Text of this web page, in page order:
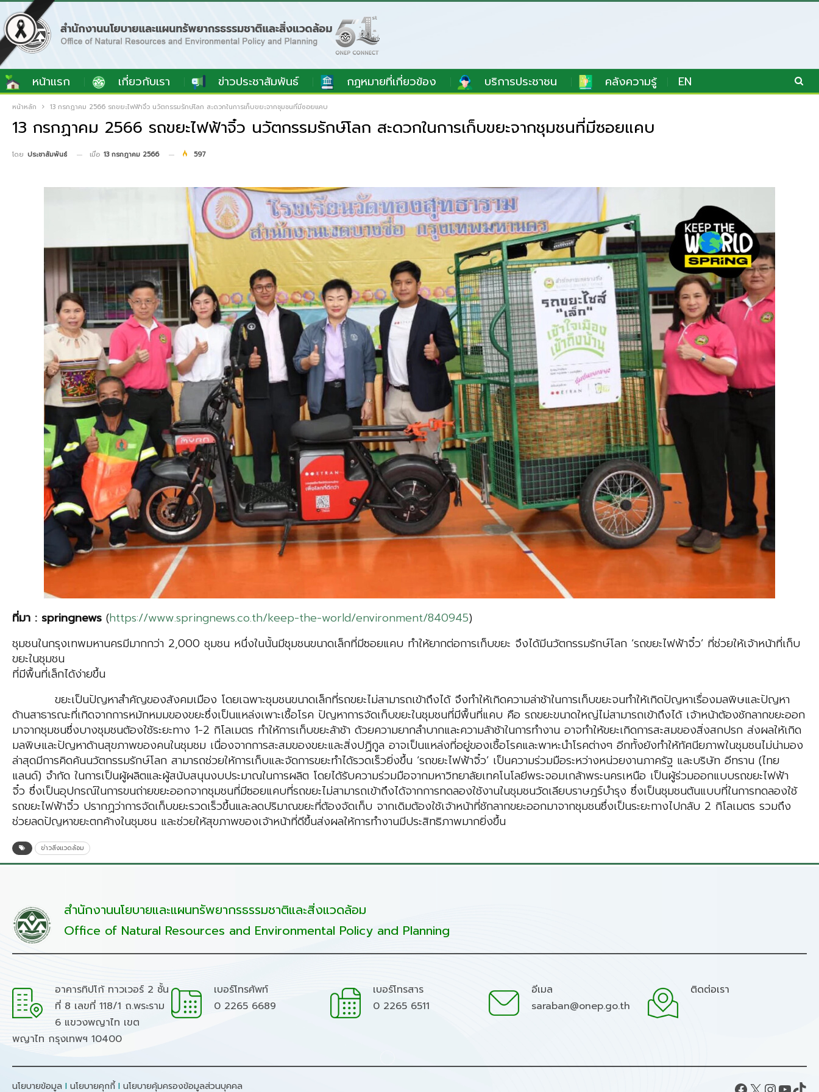
หน้าแรก เกี่ยวกับเรา ข่าวประชาสัมพันธ์ กฎหมายที่เกี่ยวข้อง บริการประชาชน คลังความรู้ EN
หน้าหลัก 13 กรกฏาคม 2566 รถขยะไฟฟ้าจิ๋ว นวัตกรรมรักษ์โลก สะดวกในการเก็บขยะจากชุมชนที่มีซอยแคบ
13 กรกฏาคม 2566 รถขยะไฟฟ้าจิ๋ว นวัตกรรมรักษ์โลก สะดวกในการเก็บขยะจากชุมชนที่มีซอยแคบ
โดย ประชาสัมพันธ์ เมื่อ 13 กรกฎาคม 2566 597
ที่มา : springnews (https://www.springnews.co.th/keep-the-world/environment/840945)
ชุมชนในกรุงเทพมหานครมีมากกว่า 2,000 ชุมชน หนึ่งในนั้นมีชุมชนขนาดเล็กที่มีซอยแคบ ทำให้ยากต่อการเก็บขยะ จึงได้มีนวัตกรรมรักษ์โลก ‘รถขยะไฟฟ้าจิ๋ว’ ที่ช่วยให้เจ้าหน้าที่เก็บ
ขยะในชุมชน
ที่มีพื้นที่เล็กได้ง่ายขึ้น
ขยะเป็นปัญหาสำคัญของสังคมเมือง โดยเฉพาะชุมชนขนาดเล็กที่รถขยะไม่สามารถเข้าถึงได้ จึงทำให้เกิดความล่าช้าในการเก็บขยะจนทำให้เกิดปัญหาเรื่องมลพิษและปัญหา
ด้านสาธารณะที่เกิดจากการหมักหมมของขยะซึ่งเป็นแหล่งเพาะเชื้อโรค ปัญหาการจัดเก็บขยะในชุมชนที่มีพื้นที่แคบ คือ รถขยะขนาดใหญ่ไม่สามารถเข้าถึงได้ เจ้าหน้าต้องชักลากขยะออก
มาจากชุมชนซึ่งบางชุมชนต้องใช้ระยะทาง 1-2 กิโลเมตร ทำให้การเก็บขยะล้าช้า ด้วยความยากลำบากและความล้าช้าในการทำงาน อาจทำให้ขยะเกิดการสะสมของสิ่งสกปรก ส่งผลให้เกิด
มลพิษและปัญหาด้านสุขภาพของคนในชุมชม เนื่องจากการสะสมของขยะและสิ่งปฏิกูล อาจเป็นแหล่งที่อยู่ของเชื้อโรคและพาหะนำโรคต่างๆ อีกทั้งยังทำให้ทัศนียภาพในชุมชนไม่น่ามอง
ล่าสุดมีการคิดค้นนวัตกรรมรักษ์โลก สามารถช่วยให้การเก็บและจัดการขยะทำได้รวดเร็วยิ่งขึ้น ‘รถขยะไฟฟ้าจิ๋ว’ เป็นความร่วมมือระหว่างหน่วยงานภาครัฐ และบริษัท อีทราน (ไทย
แลนด์) จำกัด ในการเป็นผู้ผลิตและผู้สนับสนุนงบประมาณในการผลิต โดยได้รับความร่วมมือจากมหาวิทยาลัยเทคโนโลยีพระจอมเกล้าพระนครเหนือ เป็นผู้ร่วมออกแบบรถขยะไฟฟ้า
จิ๋ว ซึ่งเป็นอุปกรณ์ในการขนถ่ายขยะออกจากชุมชนที่มีซอยแคบที่รถขยะไม่สามารถเข้าถึงได้จากการทดลองใช้งานในชุมชนวัดเลียบราษฎร์บำรุง ซึ่งเป็นชุมชนต้นแบบที่ในการทดลองใช้
รถขยะไฟฟ้าจิ๋ว ปรากฏว่าการจัดเก็บขยะรวดเร็วขึ้นและลดปริมาณขยะที่ต้องจัดเก็บ จากเดิมต้องใช้เจ้าหน้าที่ชักลากขยะออกมาจากชุมชนซึ่งเป็นระยะทางไปกลับ 2 กิโลเมตร รวมถึง
ช่วยลดปัญหาขยะตกค้างในชุมชน และช่วยให้สุขภาพของเจ้าหน้าที่ดีขึ้นส่งผลให้การทำงานมีประสิทธิภาพมากยิ่งขึ้น
ข่าวสิ่งแวดล้อม
สำนักงานนโยบายและแผนทรัพยากรธรรมชาติและสิ่งแวดล้อม
Office of Natural Resources and Environmental Policy and Planning
อาคารทิปโก้ ทาวเวอร์ 2 ชั้น
ที่ 8 เลขที่ 118/1 ถ.พระราม
6 แขวงพญาไท เขต
พญาไท กรุงเทพฯ 10400
เบอร์โทรศัพท์
0 2265 6689
เบอร์โทรสาร
0 2265 6511
อีเมล
saraban@onep.go.th
ติดต่อเรา
นโยบายข้อมูล I นโยบายคุกกี้ I นโยบายคุ้มครองข้อมูลส่วนบุคคล